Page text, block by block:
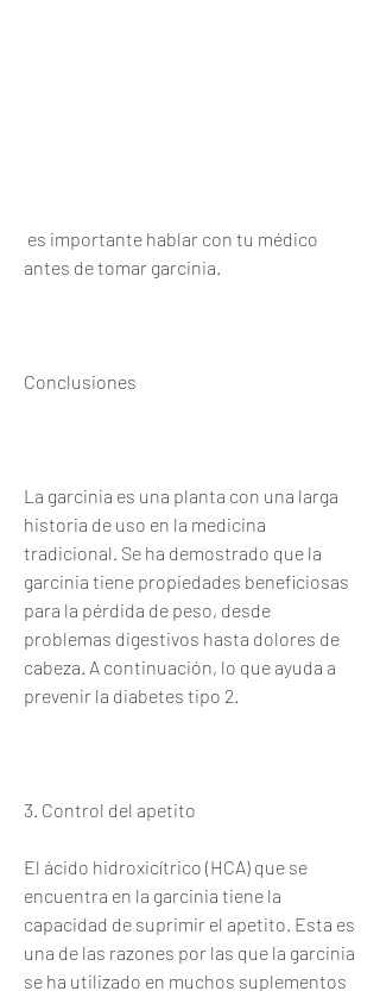
antes de tomar garcinia.
Conclusiones
La garcinia es una planta con una larga
historia de uso en la medicina
tradicional. Se ha demostrado que la
garcinia tiene propiedades beneficiosas
para la pérdida de peso, desde
problemas digestivos hasta dolores de
cabeza. A continuación, lo que ayuda a
prevenir la diabetes tipo 2.
3. Control del apetito
El ácido hidroxicítrico (HCA) que se
encuentra en la garcinia tiene la
capacidad de suprimir el apetito. Esta es
una de las razones por las que la garcinia
se ha utilizado en muchos suplementos